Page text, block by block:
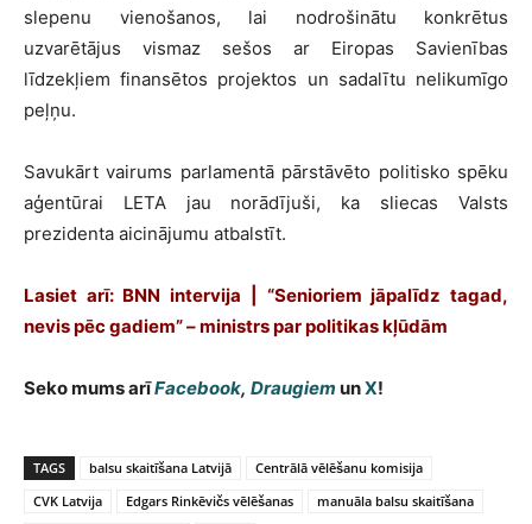
slepenu vienošanos, lai nodrošinātu konkrētus
uzvarētājus vismaz sešos ar Eiropas Savienības
līdzekļiem finansētos projektos un sadalītu nelikumīgo
peļņu.
Savukārt vairums parlamentā pārstāvēto politisko spēku
aģentūrai LETA jau norādījuši, ka sliecas Valsts
prezidenta aicinājumu atbalstīt.
Lasiet arī: BNN intervija | “Senioriem jāpalīdz tagad,
nevis pēc gadiem” – ministrs par politikas kļūdām
Seko mums arīFacebook, Draugiem unX!
TAGS balsu skaitīšana Latvijā
Centrālā vēlēšanu komisija
CVK Latvija
Edgars Rinkēvičs vēlēšanas
manuāla balsu skaitīšana